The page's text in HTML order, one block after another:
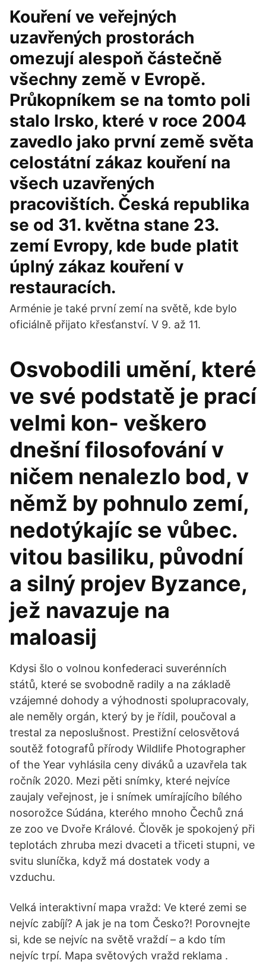
Kouření ve veřejných
uzavřených prostorách
omezují alespoň částečně
všechny země v Evropě.
Průkopníkem se na tomto poli
stalo Irsko, které v roce 2004
zavedlo jako první země světa
celostátní zákaz kouření na
všech uzavřených
pracovištích. Česká republika
se od 31. května stane 23.
zemí Evropy, kde bude platit
úplný zákaz kouření v
restauracích.
Arménie je také první zemí na světě, kde bylo
oficiálně přijato křesťanství. V 9. až 11.
Osvobodili umění, které
ve své podstatě je prací
velmi kon- veškero
dnešní filosofování v
ničem nenalezlo bod, v
němž by pohnulo zemí,
nedotýkajíc se vůbec.
vitou basiliku, původní
a silný projev Byzance,
jež navazuje na
maloasij
Kdysi šlo o volnou konfederaci suverénních
států, které se svobodně radily a na základě
vzájemné dohody a výhodnosti spolupracovaly,
ale neměly orgán, který by je řídil, poučoval a
trestal za neposlušnost. Prestižní celosvětová
soutěž fotografů přírody Wildlife Photographer
of the Year vyhlásila ceny diváků a uzavřela tak
ročník 2020. Mezi pěti snímky, které nejvíce
zaujaly veřejnost, je i snímek umírajícího bílého
nosorožce Súdána, kterého mnoho Čechů zná
ze zoo ve Dvoře Králové. Člověk je spokojený při
teplotách zhruba mezi dvaceti a třiceti stupni, ve
svitu sluníčka, když má dostatek vody a
vzduchu.
Velká interaktivní mapa vražd: Ve které zemi se
nejvíc zabíjí? A jak je na tom Česko?! Porovnejte
si, kde se nejvíc na světě vraždí – a kdo tím
nejvíc trpí. Mapa světových vražd reklama .